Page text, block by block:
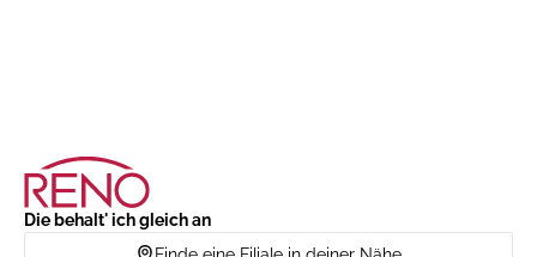
Die behalt' ich gleich an